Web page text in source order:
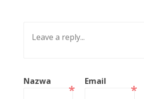
Nazwa
*
Email
*